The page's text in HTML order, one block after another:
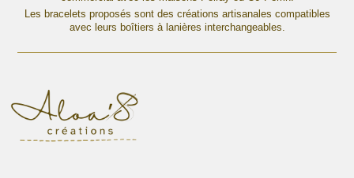
options
page
options
peuvent
Les bracelets proposés sont des créations artisanales compatibles
avec leurs boîtiers à lanières interchangeables.